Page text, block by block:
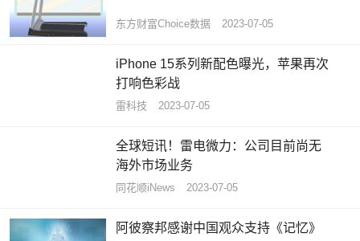
东方财富Choice数据 2023-07-05
iPhone 15系列新配色曝光，苹果再次
打响色彩战
雷科技 2023-07-05
全球短讯！雷电微力：公司目前尚无
海外市场业务
同花顺iNews 2023-07-05
阿彼察邦感谢中国观众支持《记忆》